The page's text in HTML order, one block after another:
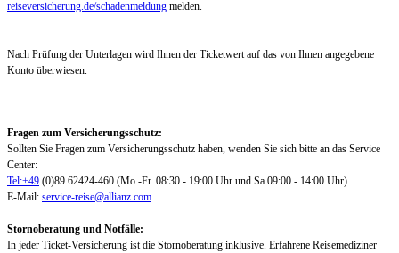
reiseversicherung.de/schadenmeldung melden.
Nach Prüfung der Unterlagen wird Ihnen der Ticketwert auf das von Ihnen angegebene
Konto überwiesen.
Fragen zum Versicherungsschutz:
Sollten Sie Fragen zum Versicherungsschutz haben, wenden Sie sich bitte an das Service
Center:
Tel:+49 (0)89.62424-460 (Mo.-Fr. 08:30 - 19:00 Uhr und Sa 09:00 - 14:00 Uhr)
E-Mail: service-reise@allianz.com
Stornoberatung und Notfälle:
In jeder Ticket-Versicherung ist die Stornoberatung inklusive. Erfahrene Reisemediziner